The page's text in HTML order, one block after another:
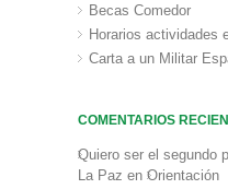
Becas Comedor
Horarios actividades
Carta a un Militar
COMENTARIOS
Quiero ser el segundo
La Paz enOrientación